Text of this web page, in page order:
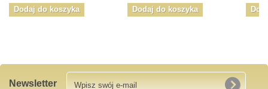
Dodaj do koszyka
Dodaj do koszyka
Newsletter